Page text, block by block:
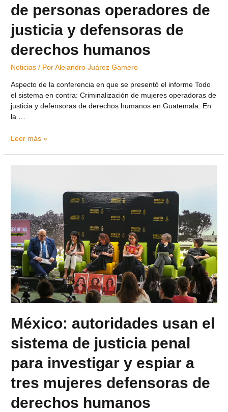
de personas operadores de
justicia y defensoras de
derechos humanos
Noticias / PorAlejandro Juárez Gamero
Aspecto de la conferencia en que se presentó el informe Todo
el sistema en contra: Criminalización de mujeres operadoras de
justicia y defensoras de derechos humanos en Guatemala. En
la …
Leer más »
México: autoridades usan el
sistema de justicia penal
para investigar y espiar a
tres mujeres defensoras de
derechos humanos